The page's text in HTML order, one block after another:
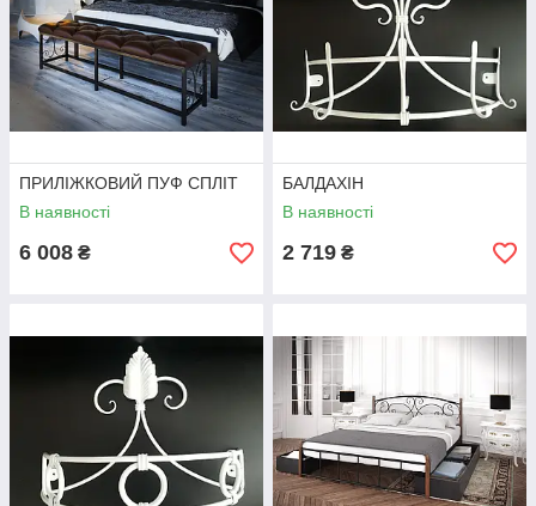
ПРИЛІЖКОВИЙ ПУФ СПЛІТ
В наявності
6 008 ₴
БАЛДАХІН
В наявності
2 719 ₴